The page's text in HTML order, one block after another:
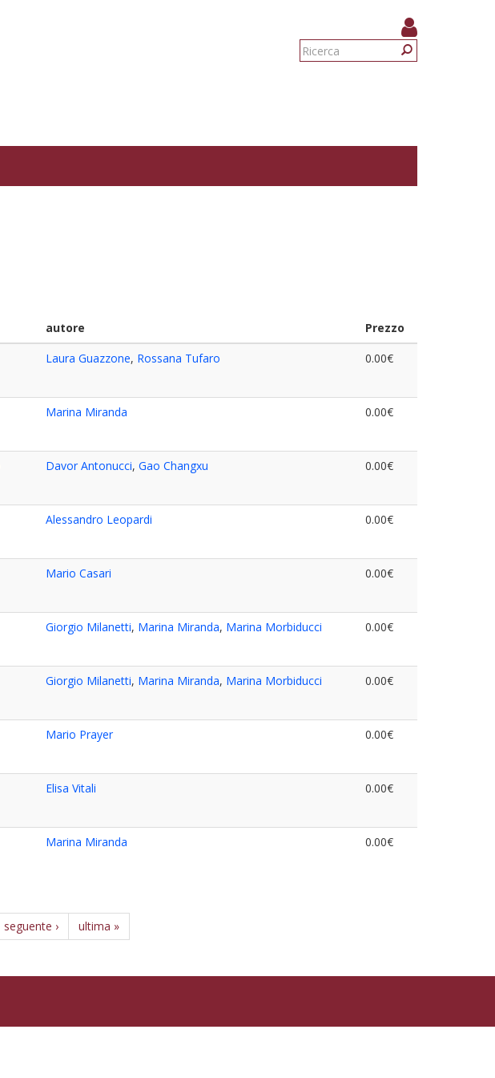
Form
autore
Prezzo
Laura Guazzone, Rossana Tufaro 0.00€
Marina Miranda 0.00€
Davor Antonucci, Gao Changxu 0.00€
Alessandro Leopardi 0.00€
Mario Casari 0.00€
Giorgio Milanetti, Marina Miranda, Marina Morbiducci 0.00€
Giorgio Milanetti, Marina Miranda, Marina Morbiducci 0.00€
Mario Prayer 0.00€
Elisa Vitali 0.00€
Marina Miranda 0.00€
seguente › ultima »